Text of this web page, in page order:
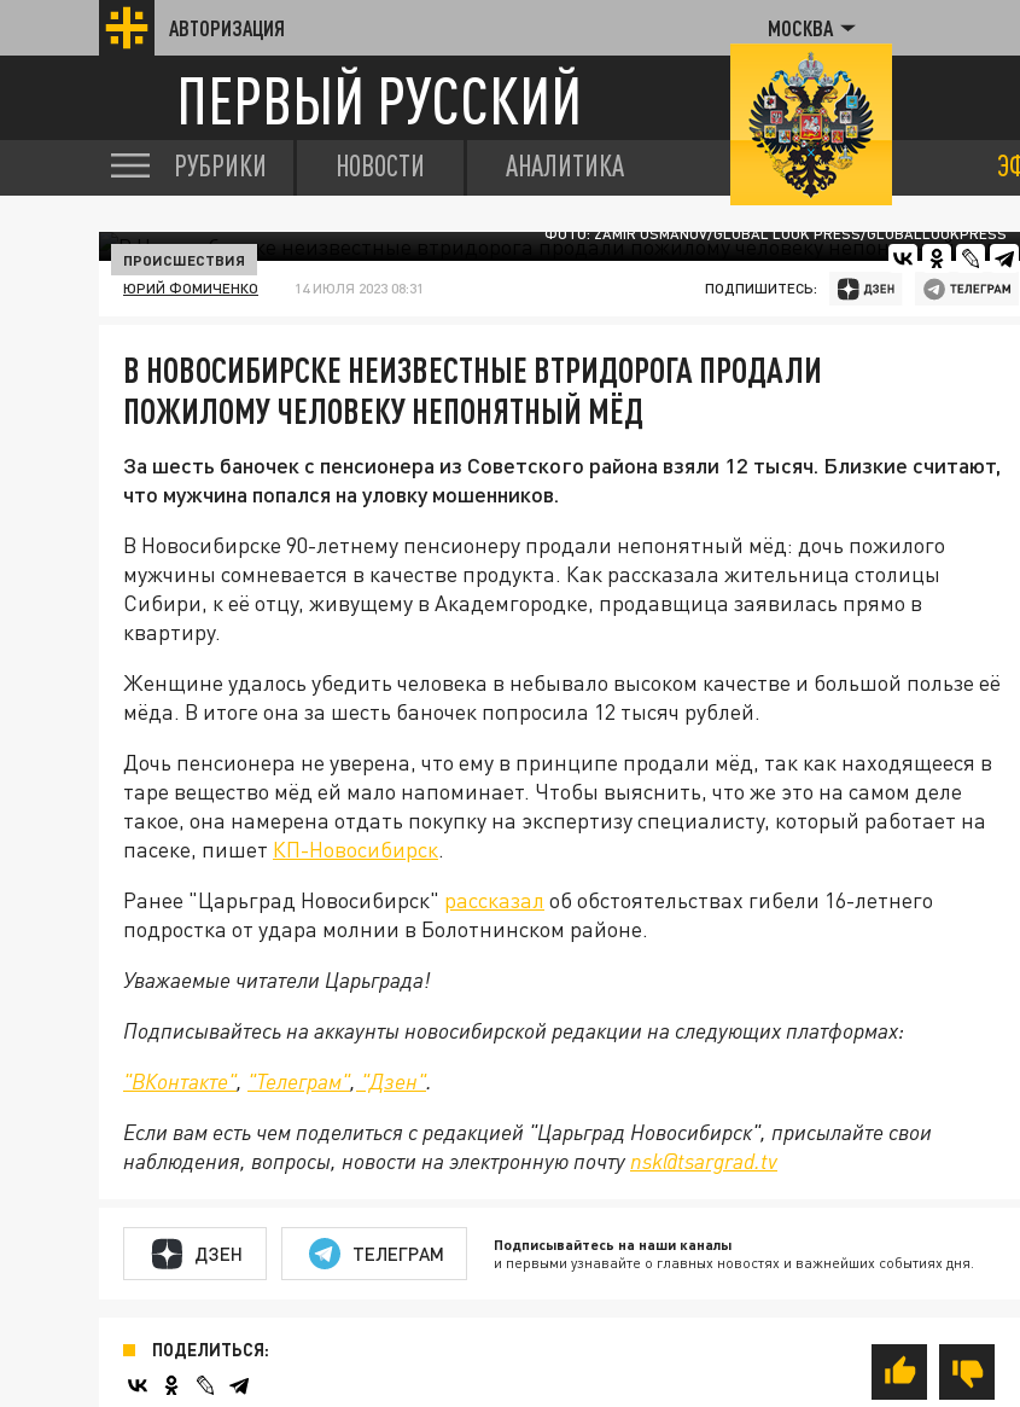
АВТОРИЗАЦИЯ МОСКВА
ПЕРВЫЙ РУССКИЙ
РУБРИКИ НОВОСТИ АНАЛИТИКА
ФОТО: ZAMIR USMANOV/GLOBAL LOOK PRESS/GLOBALLOOKPRESS
ПРОИСШЕСТВИЯ
ЮРИЙ ФОМИЧЕНКО 14 ИЮЛЯ 2023 08:31 ПОДПИШИТЕСЬ:
В НОВОСИБИРСКЕ НЕИЗВЕСТНЫЕ ВТРИДОРОГА ПРОДАЛИ
ПОЖИЛОМУ ЧЕЛОВЕКУ НЕПОНЯТНЫЙ МЁД
За шесть баночек с пенсионера из Советского района взяли 12 тысяч. Близкие считают,
что мужчина попался на уловку мошенников.
В Новосибирске 90-летнему пенсионеру продали непонятный мёд: дочь пожилого
мужчины сомневается в качестве продукта. Как рассказала жительница столицы
Сибири, к её отцу, живущему в Академгородке, продавщица заявилась прямо в
квартиру.
Женщине удалось убедить человека в небывало высоком качестве и большой пользе её
мёда. В итоге она за шесть баночек попросила 12 тысяч рублей.
Дочь пенсионера не уверена, что ему в принципе продали мёд, так как находящееся в
таре вещество мёд ей мало напоминает. Чтобы выяснить, что же это на самом деле
такое, она намерена отдать покупку на экспертизу специалисту, который работает на
пасеке, пишет КП-Новосибирск.
Ранее "Царьград Новосибирск" рассказал об обстоятельствах гибели 16-летнего
подростка от удара молнии в Болотнинском районе.
Уважаемые читатели Царьграда!
Подписывайтесь на аккаунты новосибирской редакции на следующих платформах:
"ВКонтакте", "Телеграм", "Дзен".
Если вам есть чем поделиться с редакцией "Царьград Новосибирск", присылайте свои
наблюдения, вопросы, новости на электронную почту nsk@tsargrad.tv
ДЗЕН ТЕЛЕГРАМ Подписывайтесь на наши каналы
и первыми узнавайте о главных новостях и важнейших событиях дня.
ПОДЕЛИТЬСЯ: